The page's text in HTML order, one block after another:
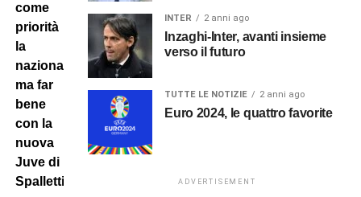
come
priorità
la
nazionale,
ma far
bene
con la
nuova
Juve di
Spalletti.
INTER 2 anni ago
Inzaghi-Inter, avanti insieme
verso il futuro
TUTTE LE NOTIZIE 2 anni ago
Euro 2024, le quattro favorite
ADVERTISEMENT